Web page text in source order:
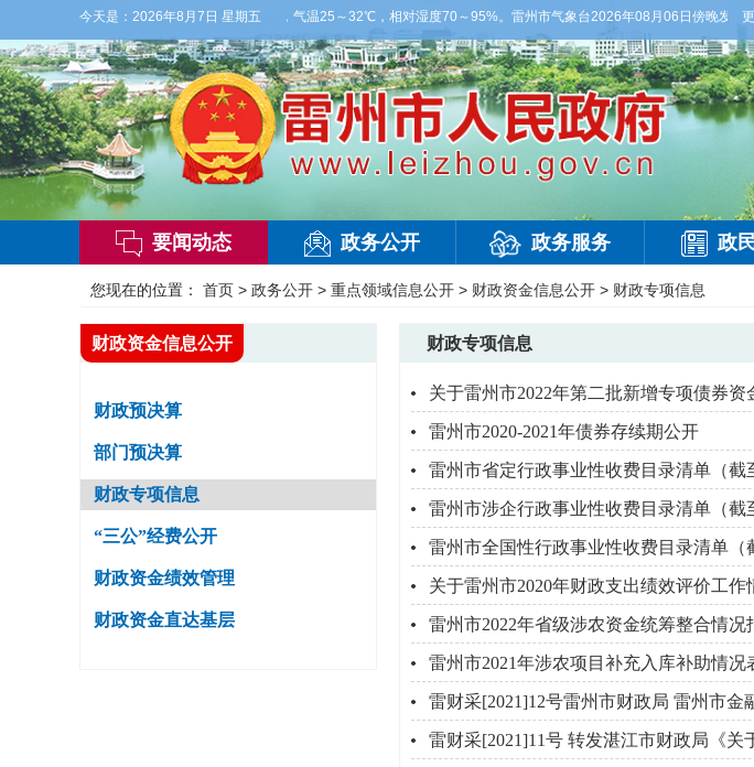
今天是： 2026年8月7日 星期五
多云，有雷阵雨，局部大雨，东南风2～3级，气温25～32℃，相对湿度70～95%。雷州市气象台2026年08月06日傍晚发布
要闻动态 政务公开 政务服务 政
您现在的位置： 首页 > 政务公开 > 重点领域信息公开 > 财政资金信息公开 > 财政专项信息
财政专项信息
关于雷州市2022年第二批新增专项债券
雷州市2020-2021年债券存续期公开
雷州市省定行政事业性收费目录清单（截
雷州市涉企行政事业性收费目录清单（截
雷州市全国性行政事业性收费目录清单（
关于雷州市2020年财政支出绩效评价工作
雷州市2022年省级涉农资金统筹整合情况
雷州市2021年涉农项目补充入库补助情况
雷财采[2021]12号雷州市财政局 雷州市
雷财采[2021]11号 转发湛江市财政局《
财政资金信息公开
财政预决算
部门预决算
财政专项信息
“三公”经费公开
财政资金绩效管理
财政资金直达基层